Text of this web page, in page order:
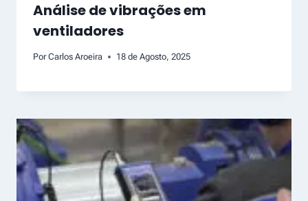
Análise de vibrações em
ventiladores
Por Carlos Aroeira 18 de Agosto, 2025